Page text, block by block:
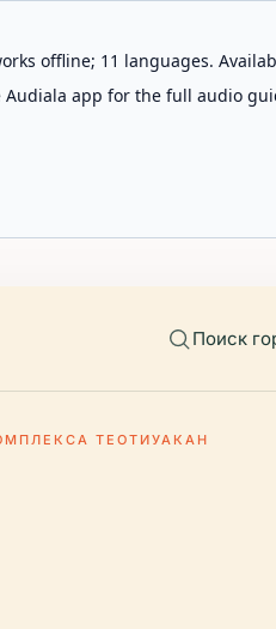
offline; 11 languages.
Audiala app for the full audio
Поиск
ТЕОТИУАКАН